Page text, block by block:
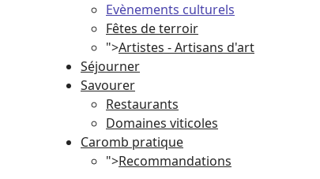
Evènements culturels
Fêtes de terroir
">Artistes - Artisans d'art
Séjourner
Savourer
Restaurants
Domaines viticoles
Caromb pratique
">Recommandations